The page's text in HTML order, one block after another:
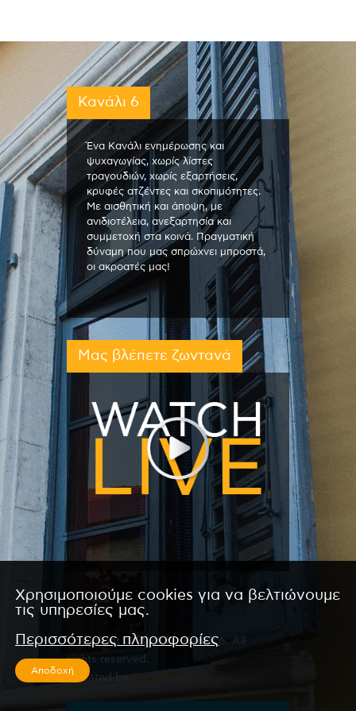
Κανάλι 6
Ένα Κανάλι ενημέρωσης και
ψυχαγωγίας, χωρίς λίστες
τραγουδιών, χωρίς εξαρτήσεις,
κρυφές ατζέντες και σκοπιμότητες.
Με αισθητική και άποψη, με
ανιδιοτέλεια, ανεξαρτησία και
συμμετοχή στα κοινά. Πραγματική
δύναμη που μας σπρώχνει μπροστά,
οι ακροατές μας!
Μας βλέπετε ζωντανά
Copyright © 2026 by Kanali 6. All
rights reserved.
CReated by CReatures.
Χρησιμοποιούμε cookies για να βελτιώνουμε
τις υπηρεσίες μας.
Περισσότερες πληροφορίες
Αποδοχή